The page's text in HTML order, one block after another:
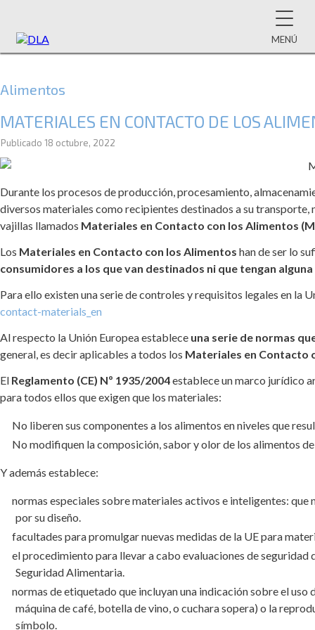
Alimentos
MATERIALES EN CONTACTO DE LOS
Publicado 18 octubre, 2022
Durante los procesos de producción, procesamiento,
diversos materiales como recipientes destinados a su
vajillas llamados Materiales en Contacto con los Alimentos
Los Materiales en Contacto con los Alimentos han de ser lo
consumidores a los que van destinados ni que tengan
Para ello existen una serie de controles y requisitos legales en la
contact-materials_en
Al respecto la Unión Europea establece una serie de normas
general, es decir aplicables a todos los Materiales en Contacto
El Reglamento (CE) Nº 1935/2004establece un marco jurídico
para todos ellos que exigen que los materiales:
No liberen sus componentes a los alimentos en niveles que
No modifiquen la composición, sabor y olor de los alimentos
Y además establece:
normas especiales sobre materiales activos e inteligentes: que
por su diseño.
facultades para promulgar nuevas medidas de la UE para
el procedimiento para llevar a cabo evaluaciones de
Seguridad Alimentaria.
normas de etiquetado que incluyan una indicación sobre el uso
máquina de café, botella de vino, o cuchara sopera) o la
símbolo.
MENÚ